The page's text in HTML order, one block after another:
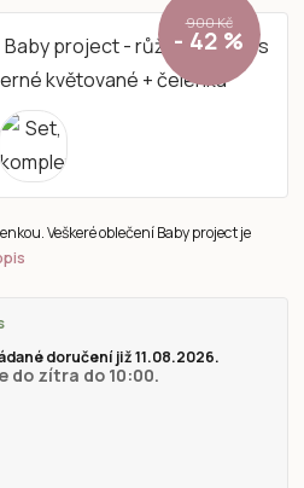
900 Kč
- 42 %
Veškeré oblečení Baby project je
doručení již 11.08.2026.
do zítra do 10:00.